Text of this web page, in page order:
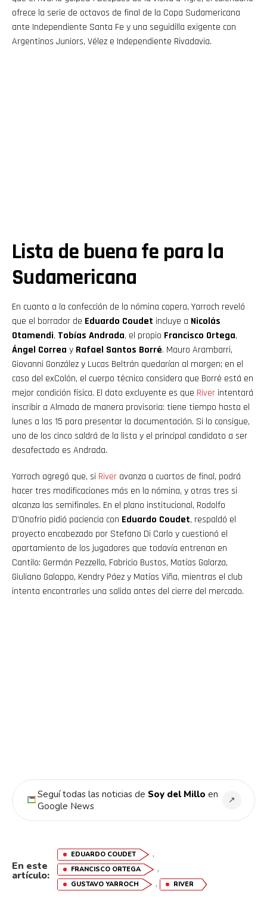
ofrece la serie de octavos de final de la Copa Sudamericana
ante Independiente Santa Fe y una seguidilla exigente con
Argentinos Juniors, Vélez e Independiente Rivadavia.
Lista de buena fe para la
Sudamericana
En cuanto a la confección de la nómina copera, Yarroch reveló
que el borrador de Eduardo Coudet incluye a Nicolás
Otamendi, Tobías Andrada, el propio Francisco Ortega,
Ángel Correa y Rafael Santos Borré. Mauro Arambarri,
Giovanni González y Lucas Beltrán quedarían al margen; en el
caso del exColón, el cuerpo técnico considera que Borré está en
mejor condición física. El dato excluyente es que River intentará
inscribir a Almada de manera provisoria: tiene tiempo hasta el
lunes a las 15 para presentar la documentación. Si lo consigue,
uno de los cinco saldrá de la lista y el principal candidato a ser
desafectado es Andrada.
Yarroch agregó que, si River avanza a cuartos de final, podrá
hacer tres modificaciones más en la nómina, y otras tres si
alcanza las semifinales. En el plano institucional, Rodolfo
D’Onofrio pidió paciencia con Eduardo Coudet, respaldó el
proyecto encabezado por Stefano Di Carlo y cuestionó el
apartamiento de los jugadores que todavía entrenan en
Cantilo: Germán Pezzella, Fabricio Bustos, Matías Galarza,
Giuliano Galoppo, Kendry Páez y Matías Viña, mientras el club
intenta encontrarles una salida antes del cierre del mercado.
Seguí todas las noticias de Soy del Millo en
Google News
↗
En este
artículo:
EDUARDO COUDET ,
FRANCISCO ORTEGA ,
GUSTAVO YARROCH , RIVER